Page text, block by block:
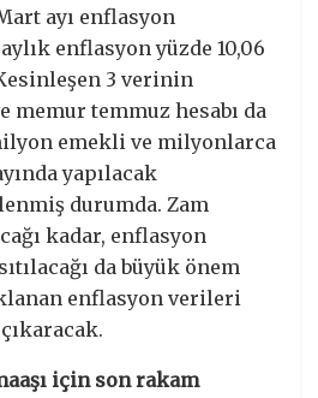
ayı enflasyon
enflasyon yüzde 10,06
3 verinin
memur temmuz hesabı da
emekli ve milyonlarca
yapılacak
durumda. Zam
kadar, enflasyon
da büyük önem
enflasyon verileri
için son rakam